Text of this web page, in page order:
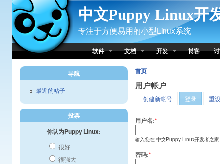
Skip to Content
中文Puppy Linux开
专注于方便易用的小型Linux系统
软件 文档 开发 博客
首页
用户帐户
创建新帐号 登录 重
用户名:*
输入您在 中文Puppy Linux开发者之
密码:*
导航
最近的帖子
投票
你认为Puppy Linux:
很好
很强大